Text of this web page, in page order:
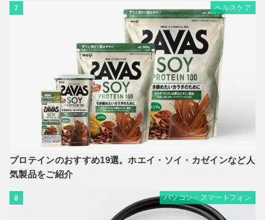
7 ヘルスケア
プロテインのおすすめ19選。ホエイ・ソイ・カゼインなど人
気製品をご紹介
8 パソコン・スマートフォン